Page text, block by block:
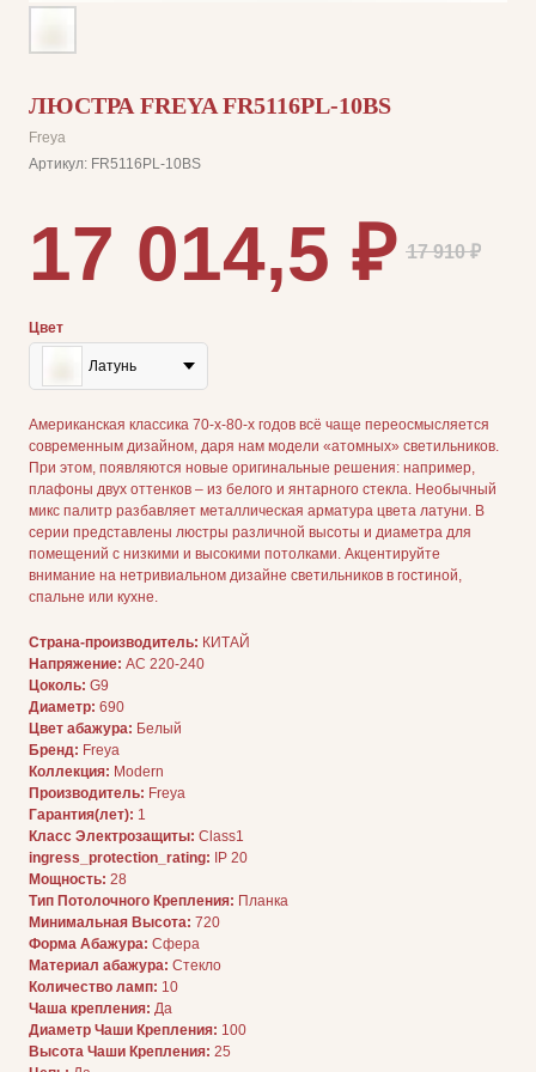
ЛЮСТРА FREYA FR5116PL-10BS
Freya
Артикул: FR5116PL-10BS
17 014,5 ₽ 17 910 ₽
Цвет
Латунь
Американская классика 70-х-80-х годов всё чаще переосмысляется
современным дизайном, даря нам модели «атомных» светильников.
При этом, появляются новые оригинальные решения: например,
плафоны двух оттенков – из белого и янтарного стекла. Необычный
микс палитр разбавляет металлическая арматура цвета латуни. В
серии представлены люстры различной высоты и диаметра для
помещений с низкими и высокими потолками. Акцентируйте
внимание на нетривиальном дизайне светильников в гостиной,
спальне или кухне.
Страна-производитель: КИТАЙ
Напряжение: AC 220-240
Цоколь: G9
Диаметр: 690
Цвет абажура: Белый
Бренд: Freya
Коллекция: Modern
Производитель: Freya
Гарантия(лет): 1
Класс Электрозащиты: Class1
ingress_protection_rating: IP 20
Мощность: 28
Тип Потолочного Крепления: Планка
Минимальная Высота: 720
Форма Абажура: Сфера
Материал абажура: Стекло
Количество ламп: 10
Чаша крепления: Да
Диаметр Чаши Крепления: 100
Высота Чаши Крепления: 25
ДОКУМЕНТАЦИЯ